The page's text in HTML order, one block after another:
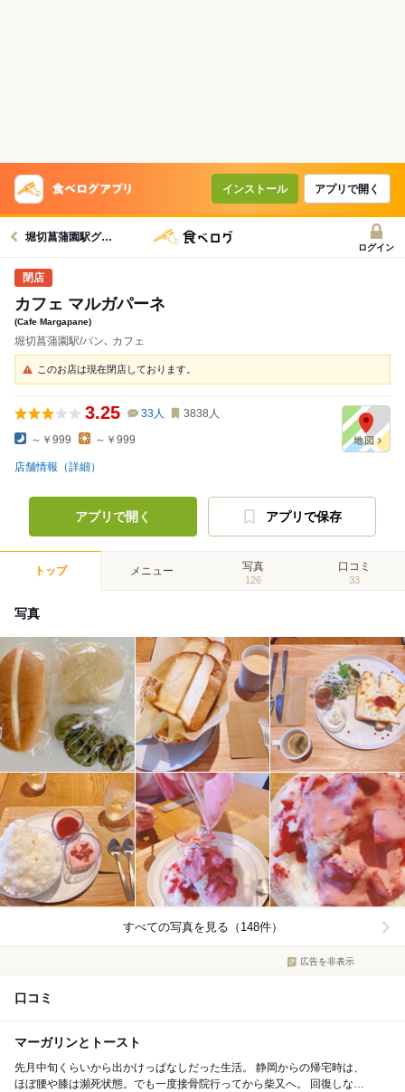
インストール アプリで開く
堀切菖蒲園駅グルメへ
ログイン
カフェ マルガパーネ
(Cafe Margapane)
堀切菖蒲園駅/パン､ カフェ
このお店は現在閉店しております。
3.25 33人 3838 人
～￥999 ～￥999
店舗情報（詳細）
アプリで開く アプリで保存
トップ メニュー 写真
126
口コミ
33
写真
すべての写真を見る（148件）
広告を非表示
口コミ
マーガリンとトースト
先月中旬くらいから出かけっぱなしだった生活。 静岡からの帰宅時は、
ほぼ腰や膝は瀕死状態。でも一度接骨院行ってから柴又へ。 回復しない